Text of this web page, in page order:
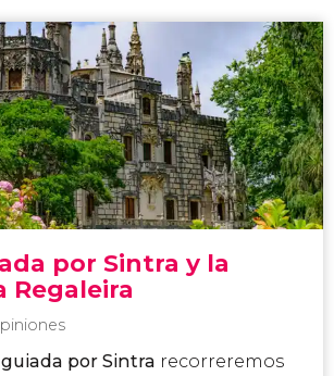
por Sintra y la
Regaleira
por Sintra recorreremos